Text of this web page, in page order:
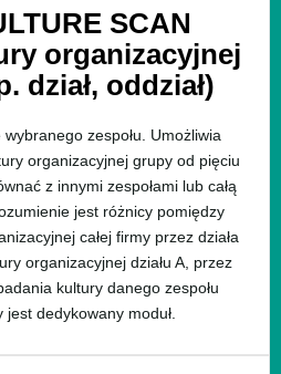
SCAN
organizacyjnej
dział, oddział)
zespołu. Umożliwia
organizacyjnej grupy od pięciu
z innymi zespołami lub całą
jest różnicy pomiędzy
całej firmy przez działa
organizacyjnej działu A, przez
kultury danego zespołu
dedykowany moduł.